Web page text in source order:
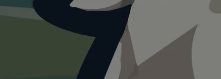
Stadtpark Halle (Saale).
OpenWeatherMap
Frei